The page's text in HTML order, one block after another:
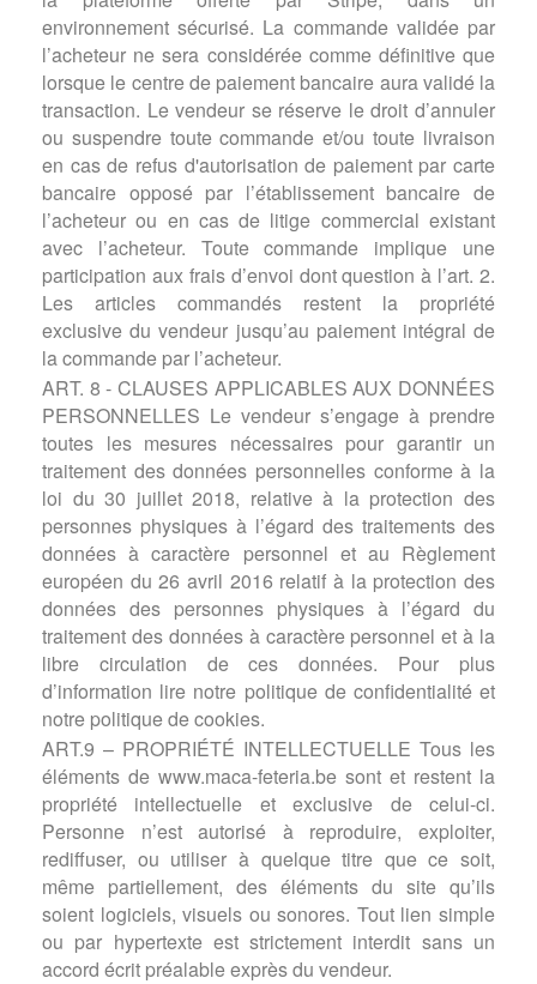
environnement sécurisé. La commande validée par
l’acheteur ne sera considérée comme définitive que
lorsque le centre de paiement bancaire aura validé la
transaction. Le vendeur se réserve le droit d’annuler
ou suspendre toute commande et/ou toute livraison
en cas de refus d'autorisation de paiement par carte
bancaire opposé par l’établissement bancaire de
l’acheteur ou en cas de litige commercial existant
avec l’acheteur. Toute commande implique une
participation aux frais d’envoi dont question à l’art. 2.
Les articles commandés restent la propriété
exclusive du vendeur jusqu’au paiement intégral de
la commande par l’acheteur.
ART. 8 - CLAUSES APPLICABLES AUX DONNÉES
PERSONNELLES Le vendeur s’engage à prendre
toutes les mesures nécessaires pour garantir un
traitement des données personnelles conforme à la
loi du 30 juillet 2018, relative à la protection des
personnes physiques à l’égard des traitements des
données à caractère personnel et au Règlement
européen du 26 avril 2016 relatif à la protection des
données des personnes physiques à l’égard du
traitement des données à caractère personnel et à la
libre circulation de ces données. Pour plus
d’information lire notre politique de confidentialité et
notre politique de cookies.
ART.9 – PROPRIÉTÉ INTELLECTUELLE Tous les
éléments de www.maca-feteria.be sont et restent la
propriété intellectuelle et exclusive de celui-ci.
Personne n’est autorisé à reproduire, exploiter,
rediffuser, ou utiliser à quelque titre que ce soit,
même partiellement, des éléments du site qu’ils
soient logiciels, visuels ou sonores. Tout lien simple
ou par hypertexte est strictement interdit sans un
accord écrit préalable exprès du vendeur.